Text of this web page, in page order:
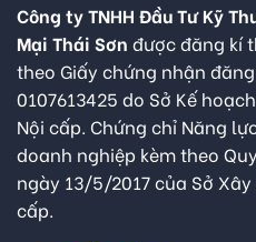
Công ty TNHH Đầu Tư Kỹ
Mại Thái Sơn được đăng kí
theo Giấy chứng nhận
0107613425 do Sở Kế
Nội cấp. Chứng chỉ Năng
doanh nghiệp kèm theo
ngày 13/5/2017 của Sở
cấp.